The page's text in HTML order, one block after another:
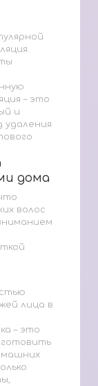
– это
и
удаления
дома
дома
волос
лица в
– это